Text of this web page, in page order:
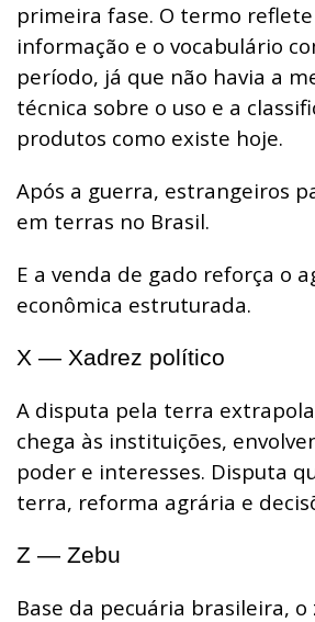
primeira fase. O termo
informação e o vocabulário
período, já que não havia a
técnica sobre o uso e a
produtos como existe hoje.
Após a guerra, estrangeiros
em terras no Brasil.
E a venda de gado reforça o
econômica estruturada.
X — Xadrez político
A disputa pela terra
chega às instituições,
poder e interesses. Disputa
terra, reforma agrária e
Z — Zebu
Base da pecuária brasileira, o